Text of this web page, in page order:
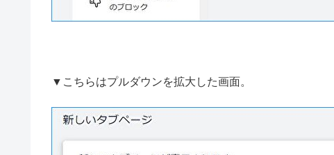
▼こちらはプルダウンを拡大した画面。